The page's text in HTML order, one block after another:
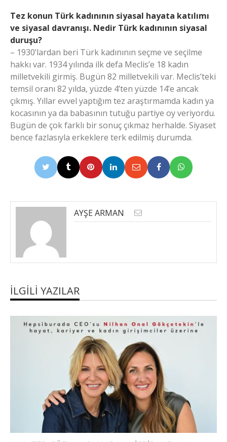
Tez konun Türk kadınının siyasal hayata katılımı
ve siyasal davranışı. Nedir Türk kadınının siyasal
duruşu?
– 1930’lardan beri Türk kadınının seçme ve seçilme
hakkı var. 1934 yılında ilk defa Meclis’e 18 kadın
milletvekili girmiş. Bugün 82 milletvekili var. Meclis’teki
temsil oranı 82 yılda, yüzde 4’ten yüzde 14’e ancak
çıkmış. Yıllar evvel yaptığım tez araştırmamda kadın ya
kocasının ya da babasının tutuğu partiye oy veriyordu.
Bugün de çok farklı bir sonuç çıkmaz herhalde. Siyaset
bence fazlasıyla erkeklere terk edilmiş durumda.
AYŞE ARMAN
İLGILI YAZILAR